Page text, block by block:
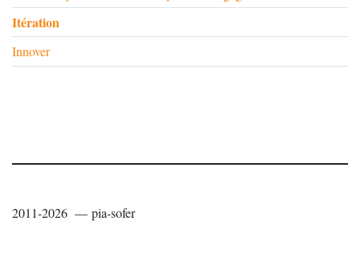
Itération
Innover
2011-2026 — pia-sofer